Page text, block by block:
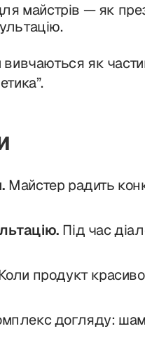
майстрів — як
вивчаються як
Майстер радить
Під час
продукт
догляду: